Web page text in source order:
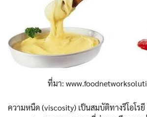
ที่มา:
ความหนืด (viscosity) เป็นสมบัติทางรีโอโร